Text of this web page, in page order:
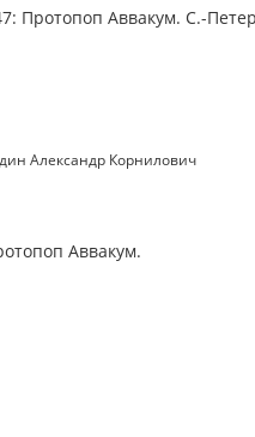
Протопоп Аввакум. С.-
Александр Корнилович
Аввакум.